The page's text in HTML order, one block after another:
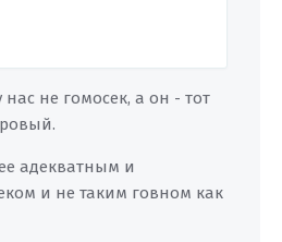
не гомосек, а он - тот
адекватным и
и не таким говном как